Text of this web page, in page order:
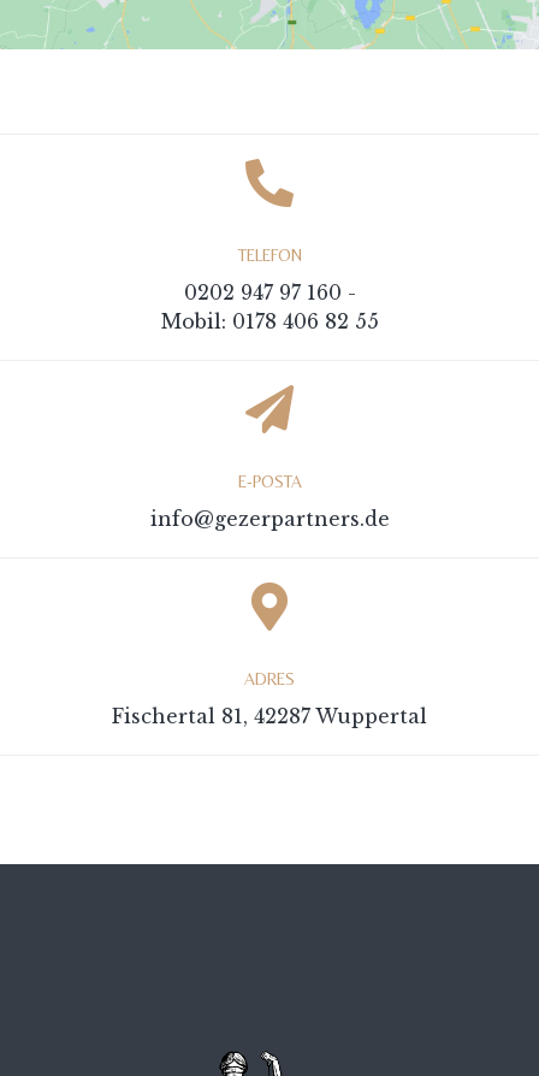
TELEFON
0202 947 97 160 -
Mobil: 0178 406 82 55
E-POSTA
info@gezerpartners.de
ADRES
Fischertal 81, 42287 Wuppertal